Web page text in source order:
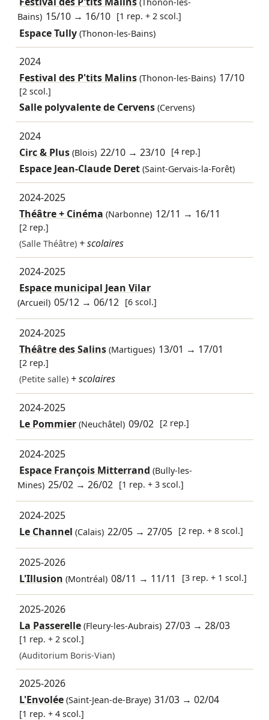
(Thonon-les-
Bains) 15/10 → 16/10 [1 rep. + 2 scol.]
Espace Tully (Thonon-les-Bains)
2024
Festival des P'tits Malins(Thonon-les-Bains) 17/10
[2 scol.]
Salle polyvalente de Cervens (Cervens)
2024
Circ & Plus(Blois) 22/10 →23/10 [4 rep.]
Espace Jean-Claude Deret (Saint-Gervais-la-Forêt)
2024-2025
Théâtre + Cinéma (Narbonne) 12/11 → 16/11
[2 rep.]
(Salle Théâtre) + scolaires
2024-2025
Espace municipal Jean Vilar
(Arcueil) 05/12 →06/12 [6 scol.]
2024-2025
Théâtre des Salins(Martigues) 13/01 → 17/01
[2 rep.]
(Petite salle) + scolaires
2024-2025
Le Pommier(Neuchâtel) 09/02 [2 rep.]
2024-2025
Espace François Mitterrand (Bully-les-
Mines) 25/02 →26/02 [1 rep. + 3 scol.]
2024-2025
Le Channel (Calais) 22/05 →27/05 [2 rep. + 8 scol.]
2025-2026
L'Illusion (Montréal) 08/11 → 11/11 [3 rep. + 1 scol.]
2025-2026
La Passerelle(Fleury-les-Aubrais) 27/03 →28/03
[1 rep. + 2 scol.]
(Auditorium Boris-Vian)
2025-2026
L'Envolée(Saint-Jean-de-Braye) 31/03 →02/04
[1 rep. + 4 scol.]